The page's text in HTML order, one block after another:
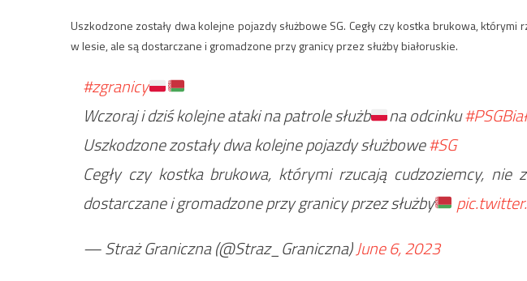
Uszkodzone zostały dwa kolejne pojazdy służbowe SG. Cegły czy kostka brukowa, którymi
w lesie, ale są dostarczane i gromadzone przy granicy przez służby białoruskie.
#zgranicy
Wczoraj i dziś kolejne ataki na patrole służb
na odcinku
Uszkodzone zostały dwa kolejne pojazdy służbowe#SG
Cegły czy kostka brukowa, którymi rzucają cudzoziemcy, nie
dostarczane i gromadzone przy granicy przez służby
— Straż Graniczna (@Straz_Graniczna)June 6, 2023